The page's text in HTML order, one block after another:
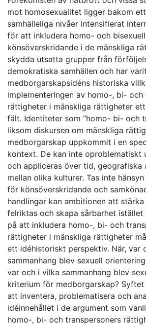
mot homosexualitet ligger bakom
samhälleliga nivåer intensifierat
för att inkludera homo- och
könsöverskridande i de mänskliga
skydda utsatta grupper från
demokratiska samhällen och har
medborgarskapsidéns historiska
implementeringen av homo-, bi- och
rättigheter i mänskliga rättigheter
fält. Identiteter som ”homo- bi- och
liksom diskursen om mänskliga
medborgarskap uppkommit i en
kontext. De kan inte oproblematiskt
och appliceras över tid, geografiska
mellan olika kulturer. Tas inte
för könsöverskridande och
handlingar kan ambitionen att
felriktas och skapa sårbarhet istället
på att inkludera homo-, bi- och
rättigheter i mänskliga rättigheter
ett idéhistoriskt perspektiv. När, var
sammanhang blev sexuell
var och i vilka sammanhang blev
kriterium för medborgarskap?
att inventera, problematisera och
idéinnehållet i de argument som
homo-, bi- och transpersoners